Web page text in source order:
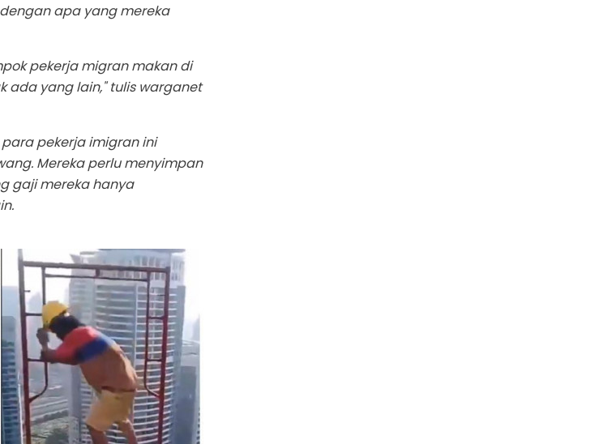
apa yang mereka
pekerja migran makan di
ada yang lain," tulis warganet
pekerja imigran ini
Mereka perlu menyimpan
gaji mereka hanya